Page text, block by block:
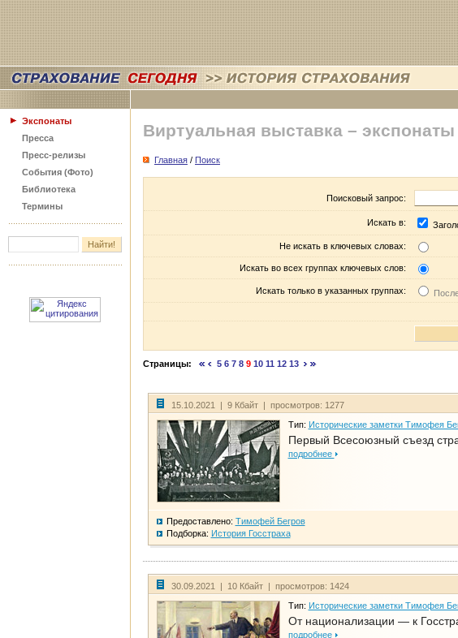
Экспонаты
Пресса
Пресс-релизы
События (Фото)
Библиотека
Термины
Виртуальная выставка – экспонаты
Главная / Поиск
Поисковый запрос:
Искать в:
Не искать в ключевых словах:
Искать во всех группах ключевых слов:
Искать только в указанных группах:
Страницы: 5 6 7 8 9 10 11 12 13
15.10.2021 | 9 Кбайт | просмотров: 1277
Тип: Исторические заметки Тимофея
Первый Всесоюзный съезд
подробнее
Предоставлено: Тимофей Бегров
Подборка: История Госстраха
30.09.2021 | 10 Кбайт | просмотров: 1424
Тип: Исторические заметки Тимофея
От национализации — к
подробнее